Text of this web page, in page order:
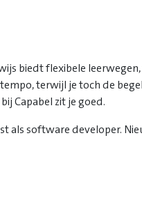
biedt flexibele leerwegen,
terwijl je toch de
Capabel zit je goed.
als software developer.